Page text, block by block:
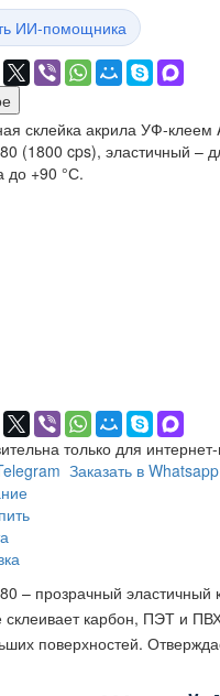
ИИ-помощника
(1800 cps), эластичный –
до +90 °С.
только для
Заказать в Whatsapp
– прозрачный эластичный
склеивает карбон, ПЭТ и
поверхностей.